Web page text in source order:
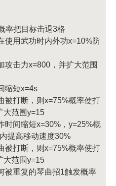
率把目标击退3格
使用武功时内外功x=10%防
攻击力x=800，并扩大范围
缩短x=4s
被打断，则x=75%概率使打
大范围y=15
时间缩短x=30%，y=25%概
提高移动速度30%
被打断，则x=75%概率使打
大范围y=15
被重复的琴曲招1触发概率